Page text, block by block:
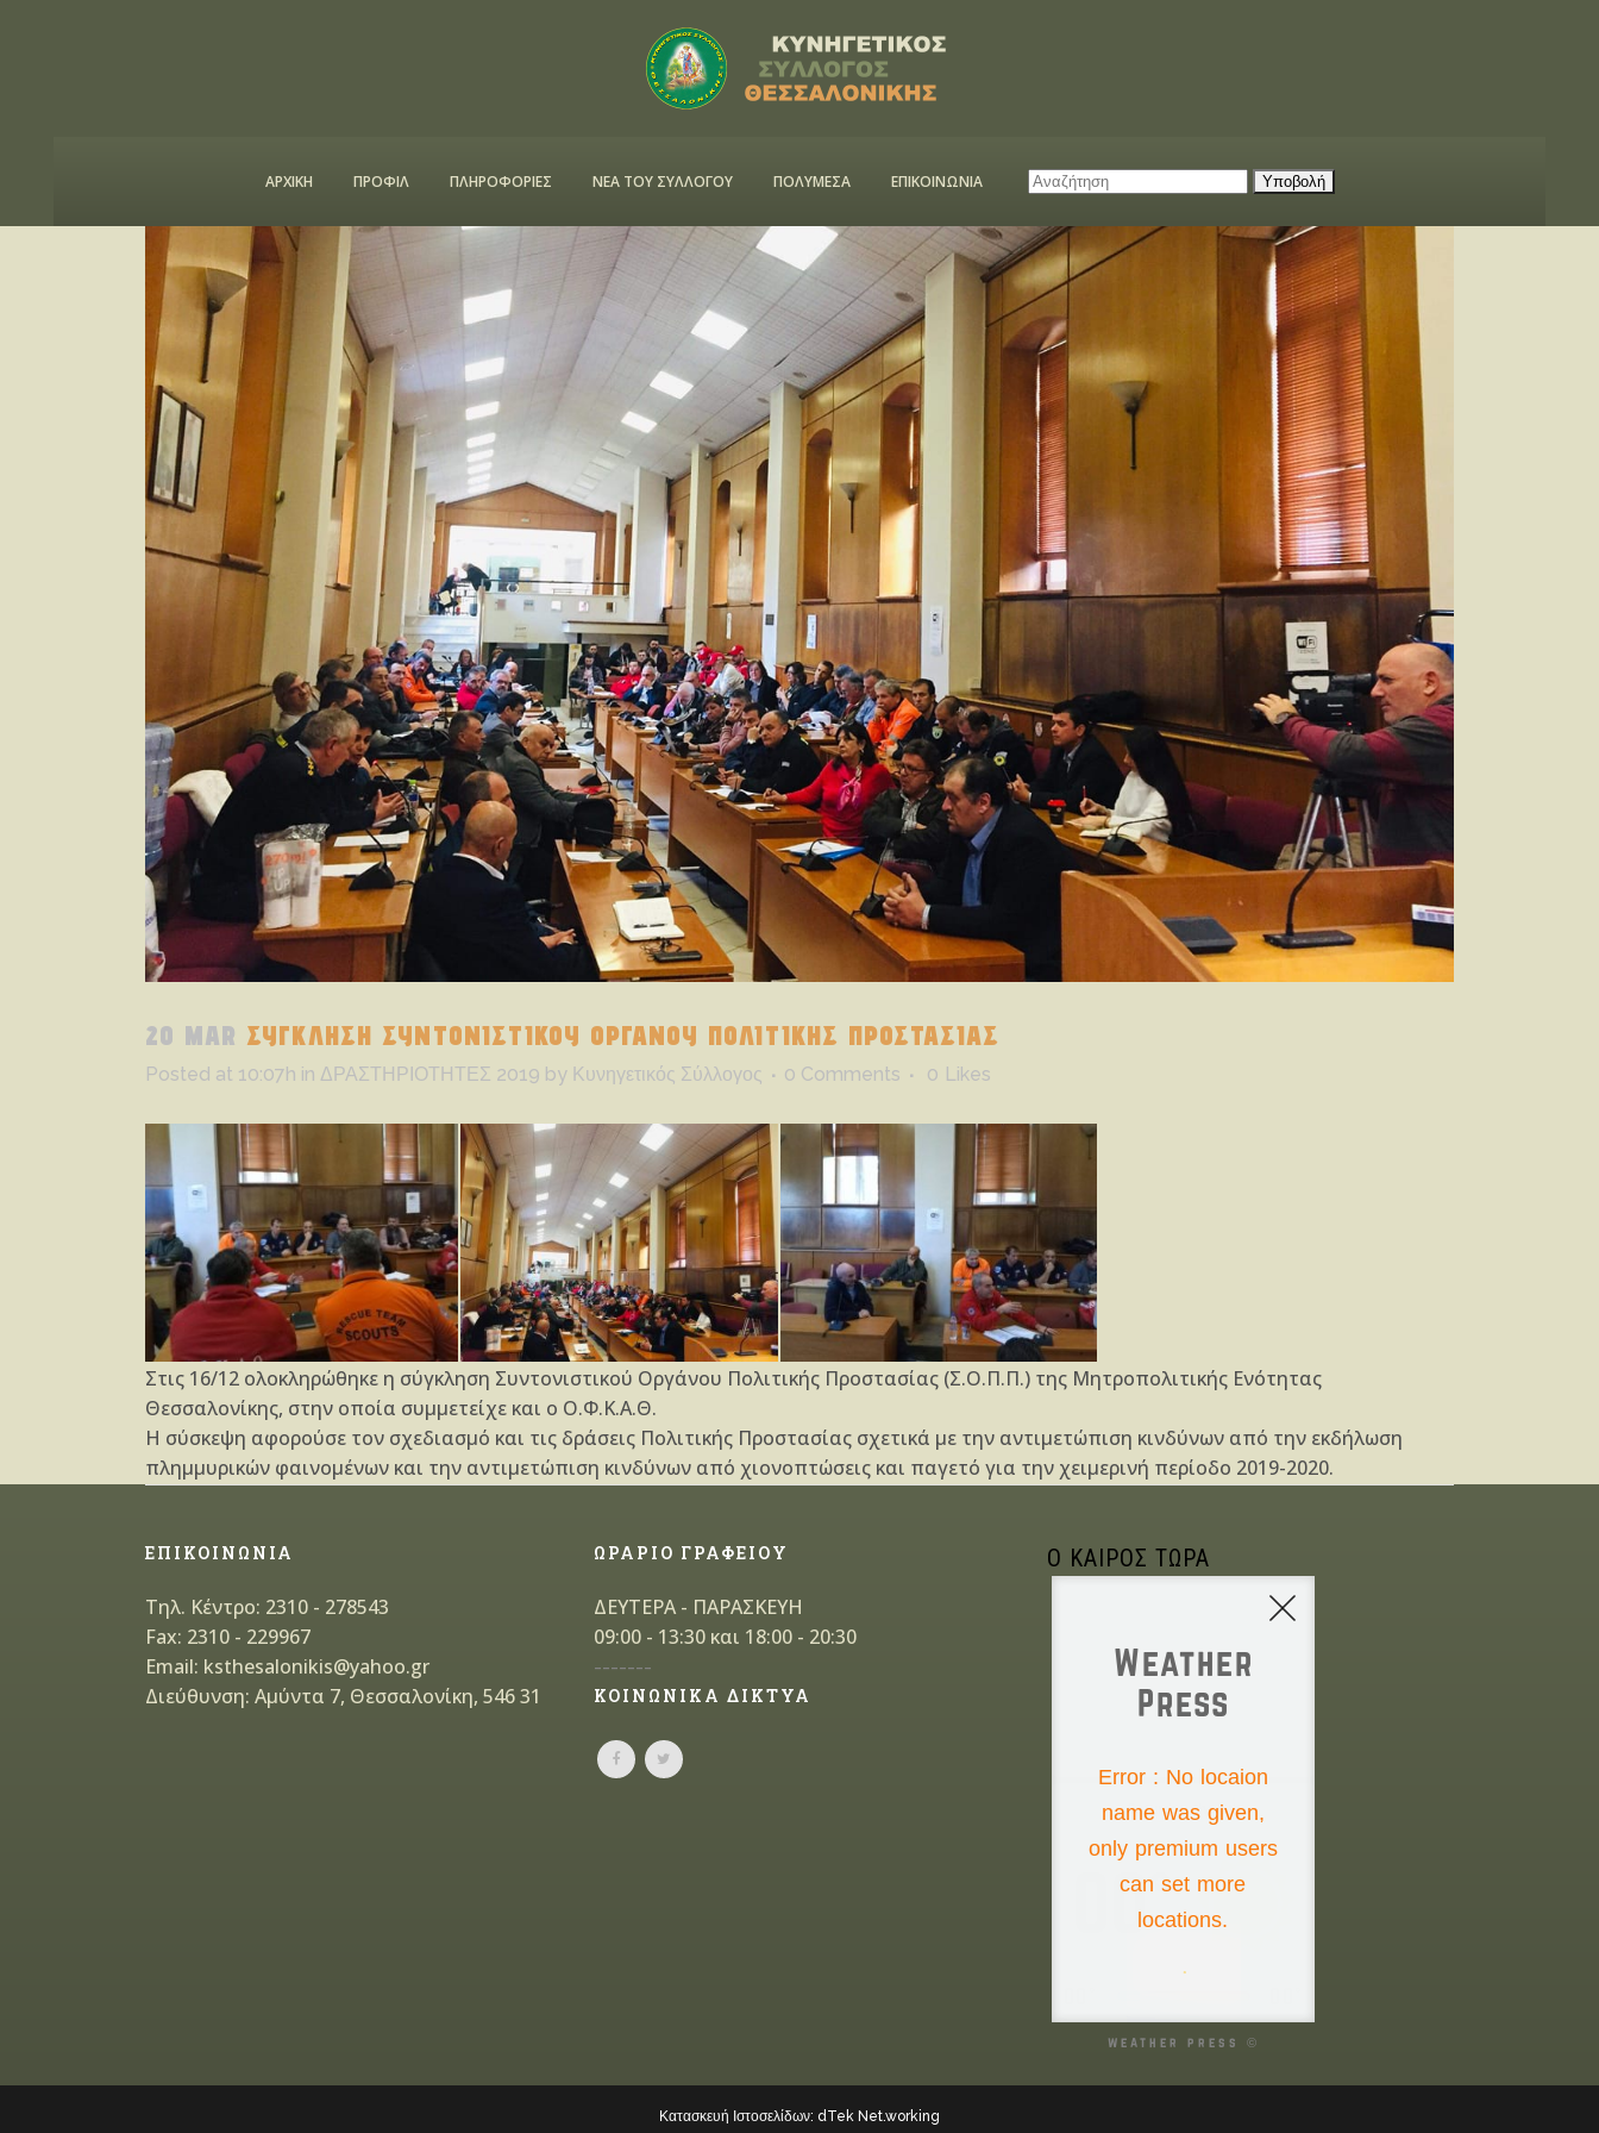
ΑΡΧΙΚΗ ΠΡΟΦΙΛ ΠΛΗΡΟΦΟΡΙΕΣ ΝΕΑ ΤΟΥ ΣΥΛΛΟΓΟΥ ΠΟΛΥΜΕΣΑ ΕΠΙΚΟΙΝΩΝΙΑ
20 MAR ΣΥΓΚΛΗΣΗ ΣΥΝΤΟΝΙΣΤΙΚΟΥ ΟΡΓΑΝΟΥ ΠΟΛΙΤΙΚΗΣ ΠΡΟΣΤΑΣΙΑΣ
Posted at 10:07h in ΔΡΑΣΤΗΡΙΟΤΗΤΕΣ 2019 by Κυνηγετικός Σύλλογος 0 Comments 0 Likes
Στις 16/12 ολοκληρώθηκε η σύγκληση Συντονιστικού Οργάνου Πολιτικής Προστασίας (Σ.Ο.Π.Π.) της Μητροπολιτικής Ενότητας
Θεσσαλονίκης, στην οποία συμμετείχε και ο Ο.Φ.Κ.Α.Θ.
Η σύσκεψη αφορούσε τον σχεδιασμό και τις δράσεις Πολιτικής Προστασίας σχετικά με την αντιμετώπιση κινδύνων από την εκδήλωση
πλημμυρικών φαινομένων και την αντιμετώπιση κινδύνων από χιονοπτώσεις και παγετό για την χειμερινή περίοδο 2019-2020.
ΕΠΙΚΟΙΝΩΝΙΑ
Τηλ. Κέντρο: 2310 - 278543
Fax: 2310 - 229967
Email: ksthesalonikis@yahoo.gr
Διεύθυνση: Αμύντα 7, Θεσσαλονίκη, 546 31
ΩΡΑΡΙΟ ΓΡΑΦΕΙΟΥ
ΔΕΥΤΕΡΑ - ΠΑΡΑΣΚΕΥΗ
09:00 - 13:30 και 18:00 - 20:30
-------
ΚΟΙΝΩΝΙΚΑ ΔΙΚΤΥΑ
Ο ΚΑΙΡΟΣ ΤΩΡΑ
Weather
Press
Error : No locaion
name was given,
only premium users
can set more
locations.
Saturday the 8th
00°
weather press ©
Κατασκευή Ιστοσελίδων: dTek Net.working